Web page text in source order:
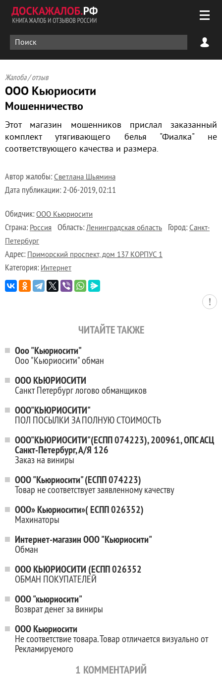
Жалоба / отзыв
ООО Кьюриосити
Мошенничество
Этот магазин мошенников прислал заказанный
комплект утягивающего белья "Фиалка" не
соответствующего качества и размера.
Автор жалобы: Светлана Шьямина
Дата публикации: 2-06-2019, 02:11
Обидчик: ООО Кьюриосити
Страна: Россия Область: Ленинградская область Город: Санкт-
Петербург
Адрес: Приморский проспект, дом 137 КОРПУС 1
Категория: Интернет
ЧИТАЙТЕ ТАКЖЕ
Ооо "Кьюриосити"
Ооо "Кьюриосити" обман
ООО КЬЮРИОСИТИ
Санкт Петербург логово обманщиков
ООО"КЬЮРИОСИТИ"
ПОЛ ПОСЫЛКИ ЗА ПОЛНУЮ СТОИМОСТЬ
ООО"КЬЮРИОСИТИ"(ЕСПП 074223), 200961, ОПС АСЦ
Санкт-Петербург, А/Я 126
Заказ на виниры
ООО "Кьюриосити" (ЕСПП 074223)
Товар не соответствует заявленному качеству
ООО» Кьюриосити»( ЕСПП 026352)
Махинаторы
Интернет-магазин ООО "Кьюриосити"
Обман
ООО КЬЮРИОСИТИ (ЕСПП 026352
ОБМАН ПОКУПАТЕЛЕЙ
ООО "кьюриосити"
Возврат денег за виниры
ООО Кьюриосити
Не соответствие товара. Товар отличается визуально от
Рекламируемого
1 КОММЕНТАРИЙ